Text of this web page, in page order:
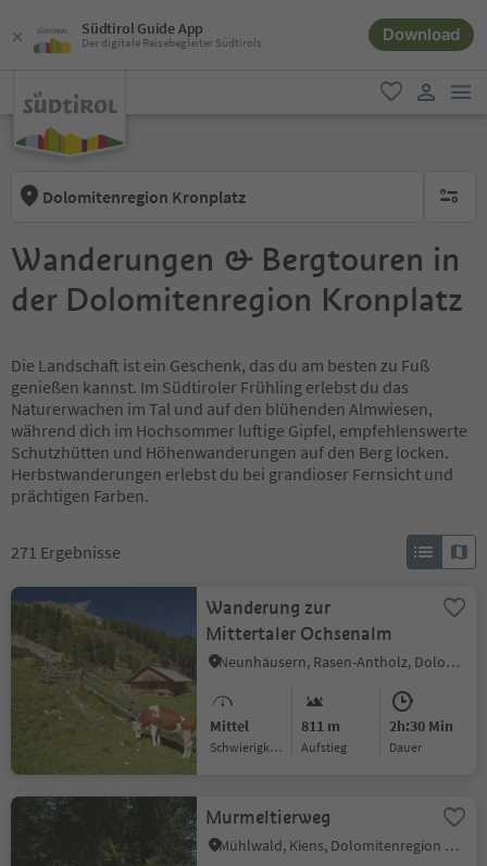
Südtirol Guide App
Der digitale Reisebegleiter Südtirols Download
favorit
Dolomitenregion Kronplatz keine
Wanderungen & Bergtouren in
der Dolomitenregion Kronplatz
Die Landschaft ist ein Geschenk, das du am besten zu Fuß
genießen kannst. Im Südtiroler Frühling erlebst du das
Naturerwachen im Tal und auf den blühenden Almwiesen,
während dich im Hochsommer luftige Gipfel, empfehlenswerte
Schutzhütten und Höhenwanderungen auf den Berg locken.
Herbstwanderungen erlebst du bei grandioser Fernsicht und
prächtigen Farben.
271 Ergebnisse
Wanderung zur
Mittertaler Ochsenalm
Neunhäusern, Rasen-Antholz, Dolomitenregion Kronplatz
Mittel
Schwierigkeitsgrad
811 m
Aufstieg
2h:30 Min
Dauer
Murmeltierweg
Mühlwald, Kiens, Dolomitenregion Kronplatz